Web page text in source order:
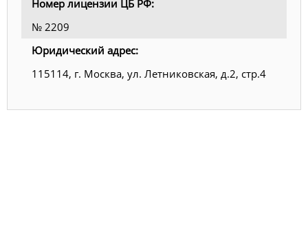
Номер лицензии ЦБ РФ:
№ 2209
Юридический адрес:
115114, г. Москва, ул. Летниковская, д.2, стр.4